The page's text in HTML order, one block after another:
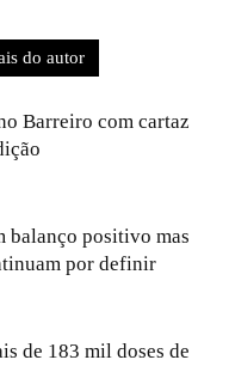
do autor
Barreiro com cartaz
balanço positivo mas
por definir
de 183 mil doses de